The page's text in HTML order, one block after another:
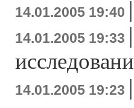
14.01.2005 19:40 |
14.01.2005 19:33 |
14.01.2005 19:23 |